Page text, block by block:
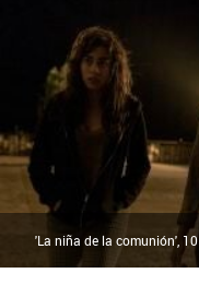
'La niña de la comunión',